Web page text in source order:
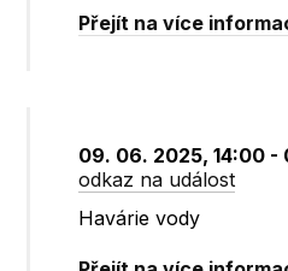
Přejít na více
09. 06. 2025, 14:00 -
odkaz na událost
Havárie vody